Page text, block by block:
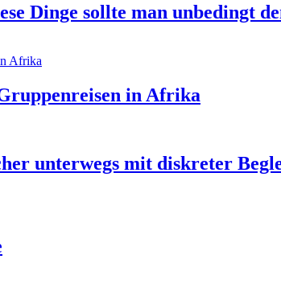
Dinge sollte man unbedingt
in Afrika
unterwegs mit diskreter